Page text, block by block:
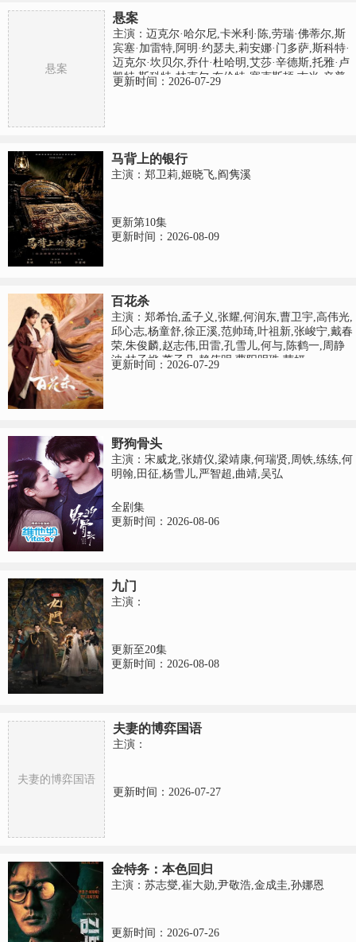
悬案
悬案
主演：迈克尔·哈尔尼,卡米利·陈,劳瑞·佛蒂尔,斯
宾塞·加雷特,阿明·约瑟夫,莉安娜·门多萨,斯科特·
迈克尔·坎贝尔,乔什·杜哈明,艾莎·辛德斯,托雅·卢
凯特,斯科特·林克尔,布伦特·塞克斯顿,吉米·辛普
更新时间：2026-07-29
马背上的银行
主演：郑卫莉,姬晓飞,阎隽溪
更新第10集
更新时间：2026-08-09
百花杀
主演：郑希怡,孟子义,张耀,何润东,曹卫宇,高伟光,
邱心志,杨童舒,徐正溪,范帅琦,叶祖新,张峻宁,戴春
荣,朱俊麟,赵志伟,田雷,孔雪儿,何与,陈鹤一,周静
波,林子烨,董子凡,赖伟明,曹阳明珠,荣妍
更新时间：2026-07-29
野狗骨头
主演：宋威龙,张婧仪,梁靖康,何瑞贤,周铁,练练,何
明翰,田征,杨雪儿,严智超,曲靖,吴弘
全剧集
更新时间：2026-08-06
九门
主演：
更新至20集
更新时间：2026-08-08
夫妻的博弈国语
夫妻的博弈国语
主演：
更新时间：2026-07-27
金特务：本色回归
主演：苏志燮,崔大勋,尹敬浩,金成圭,孙娜恩
更新时间：2026-07-26